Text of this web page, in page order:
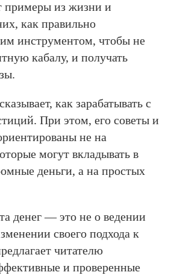
примеры из жизни и
как правильно
инструментом, чтобы не
кабалу, и получать
как зарабатывать с
При этом, его советы и
не на
могут вкладывать в
деньги, а на простых
денег — это не о ведении
своего подхода к
читателю
и проверенные